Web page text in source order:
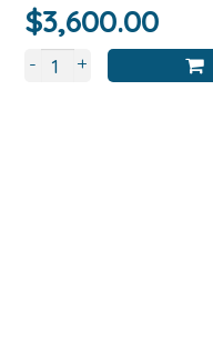
$3,600.00
- +